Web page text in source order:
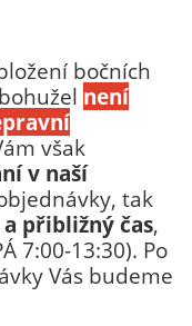
bočních
není
však
v naší
tak
přibližný čas,
7:00-13:30). Po
Vás budeme